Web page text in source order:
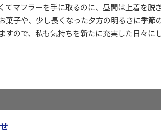
てマフラーを手に取るのに、昼間は上着を脱
菓子や、少し長くなった夕方の明るさに季節
すので、私も気持ちを新たに充実した日々に